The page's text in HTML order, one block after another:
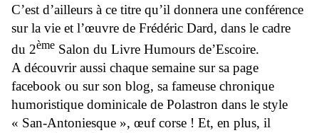
C’est d’ailleurs à ce titre qu’il donnera une conférence
sur la vie et l’œuvre de Frédéric Dard, dans le cadre
du 2ème Salon du Livre Humours de’Escoire.
A découvrir aussi chaque semaine sur sa page
facebook ou sur son blog, sa fameuse chronique
humoristique dominicale de Polastron dans le style
« San-Antoniesque », œuf corse ! Et, en plus, il